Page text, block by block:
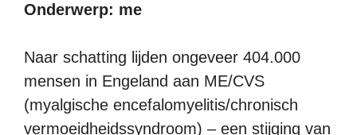
Onderwerp: me
Naar schatting lijden ongeveer 404.000
mensen in Engeland aan ME/CVS
(myalgische encefalomyelitis/chronisch
vermoeidheidssyndroom) – een stijging van